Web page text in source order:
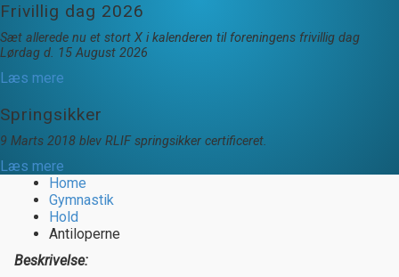
Frivillig dag 2026
Sæt allerede nu et stort X i kalenderen til foreningens frivillig dag
Lørdag d. 15 August 2026
Læs mere
Springsikker
9 Marts 2018 blev RLIF springsikker certificeret.
Læs mere
Home
Gymnastik
Hold
Antiloperne
Beskrivelse: